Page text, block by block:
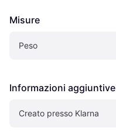
Misure
Peso
Informazioni aggiuntive
Creato presso Klarna